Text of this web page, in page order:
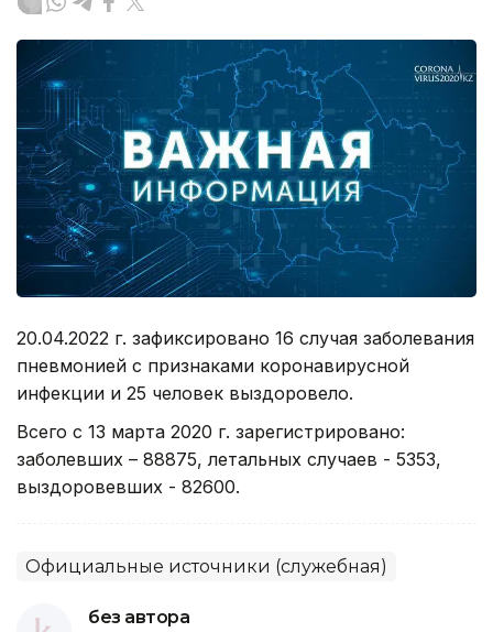
20.04.2022 г. зафиксировано 16 случая заболевания
пневмонией с признаками коронавирусной
инфекции и 25 человек выздоровело.
Всего с 13 марта 2020 г. зарегистрировано:
заболевших – 88875, летальных случаев - 5353,
выздоровевших - 82600.
Официальные источники (служебная)
без автора